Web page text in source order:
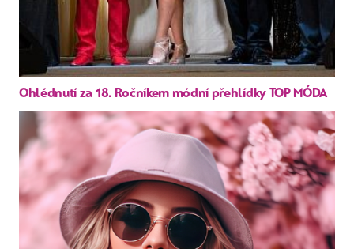
Ohlédnutí za 18. Ročníkem módní přehlídky TOP MÓDA